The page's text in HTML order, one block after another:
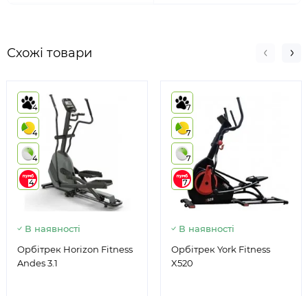
Схожі товари
4
4
4
4
В наявності
Орбітрек Horizon Fitness
Andes 3.1
7
7
7
7
В наявності
Орбітрек York Fitness
X520